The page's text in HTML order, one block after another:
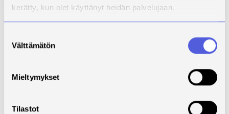
kerätty, kun olet käyttänyt heidän palvelujaan.
valinta
Välttämätön
Mieltymykset
Tilastot